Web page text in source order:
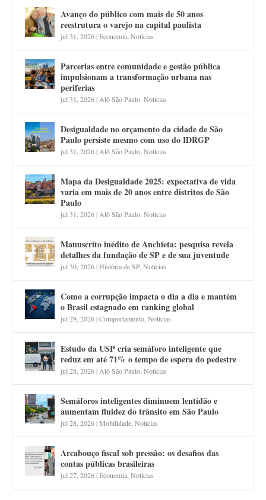
Avanço do público com mais de 50 anos
reestrutura o varejo na capital paulista
jul 31, 2026|Economia ,Notícias
Parcerias entre comunidade e gestão pública
impulsionam a transformação urbana nas
periferias
jul 31, 2026| Alô São Paulo ,Notícias
Desigualdade no orçamento da cidade de São
Paulo persiste mesmo com uso do IDRGP
jul 31, 2026| Alô São Paulo ,Notícias
Mapa da Desigualdade 2025: expectativa de vida
varia em mais de 20 anos entre distritos de São
Paulo
jul 31, 2026| Alô São Paulo ,Notícias
Manuscrito inédito de Anchieta: pesquisa revela
detalhes da fundação de SP e de sua juventude
jul 30, 2026|História de SP,Notícias
Como a corrupção impacta o dia a dia e mantém
o Brasil estagnado em ranking global
jul 29, 2026|Comportamento ,Notícias
Estudo da USP cria semáforo inteligente que
reduz em até 71% o tempo de espera do pedestre
jul 28, 2026| Alô São Paulo ,Notícias
Semáforos inteligentes diminuem lentidão e
aumentam fluidez do trânsito em São Paulo
jul 28, 2026|Mobilidade ,Notícias
Arcabouço fiscal sob pressão: os desafios das
contas públicas brasileiras
jul 27, 2026|Economia ,Notícias